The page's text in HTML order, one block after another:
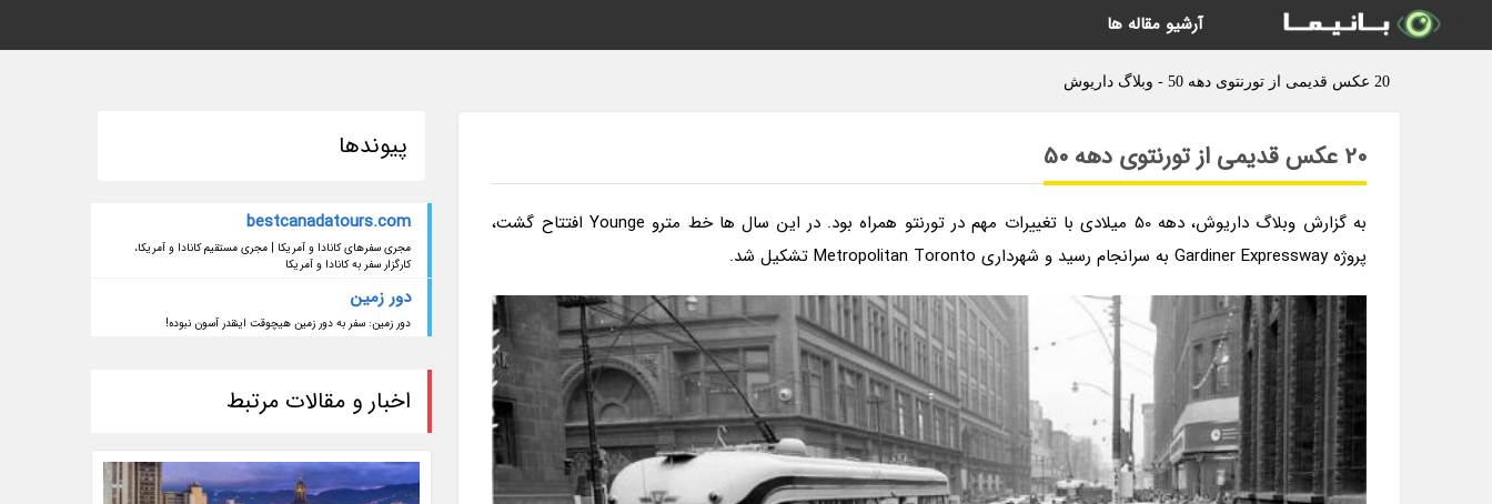
20 عکس قدیمی از تورنتوی دهه 50 - وبلاگ داریوش
20 عکس قدیمی از تورنتوی دهه 50
به گزارش وبلاگ داریوش، دهه 50 میلادی با تغییرات مهم در تورنتو همراه بود. در این سال ها خط مترو Younge افتتاح گشت،
پروژه Gardiner Expressway به سرانجام رسید و شهرداری Metropolitan Toronto تشکیل شد.
پیوندها
bestcanadatours.com
مجری سفرهای کانادا و آمریکا | مجری مستقیم کانادا و آمریکا،
کارگزار سفر به کانادا و آمریکا
دور زمین
دور زمین: سفر به دور زمین هیچوقت اینقدر آسون نبوده!
اخبار و مقالات مرتبط
آرشیو مقاله ها